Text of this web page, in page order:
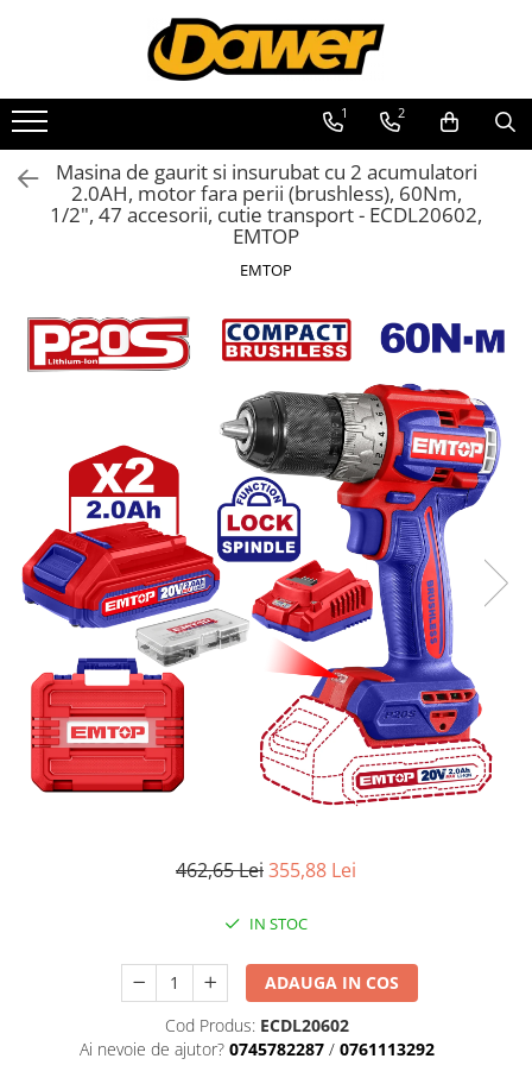
Toate Produsele
Pompe apă și Hidrofoare
Pompe submersibile
Hidrofoare
Pompe recirculare
Motopompe
Scule și Unelte electrice
Masini de gaurit
Accesorii masini de gaurit
Masini de gaurit si insurubat
Circulare si fierastraie electrice
Masini de slefuit si polisat
Polizoare electrice
Accesorii polizare si slefuire
Polizoare electrice
Rindele electrice
Motoburghie si Burghie
Aparate sudura
1 2
Masina de gaurit si insurubat cu 2 acumulatori
2.0AH, motor fara perii (brushless), 60Nm,
1/2", 47 accesorii, cutie transport - ECDL20602,
EMTOP
EMTOP
462,65 Lei355,88 Lei
IN STOC
ADAUGA IN COS
Cod Produs: ECDL20602
Ai nevoie de ajutor? 0745782287 / 0761113292